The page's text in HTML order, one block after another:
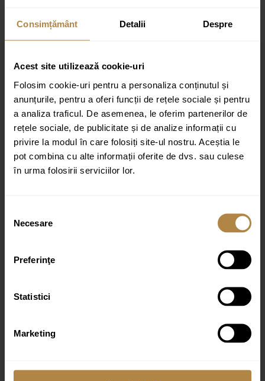
Consimțământ Detalii Despre
Acest site utilizează cookie-uri
Folosim cookie-uri pentru a personaliza conținutul și
anunțurile, pentru a oferi funcții de rețele sociale și pentru
a analiza traficul. De asemenea, le oferim partenerilor de
rețele sociale, de publicitate și de analize informații cu
privire la modul în care folosiți site-ul nostru. Aceștia le
pot combina cu alte informații oferite de dvs. sau culese
în urma folosirii serviciilor lor.
consimțământului
Necesare
Preferinţe
Statistici
Marketing
dreptunghiulara Invena Alvero 90×100 cm alb”
Adresa ta de email nu va fi publicată. Câmpurile obligatorii sunt
marcate cu*
Evaluarea ta
Recenzia ta *
Email*